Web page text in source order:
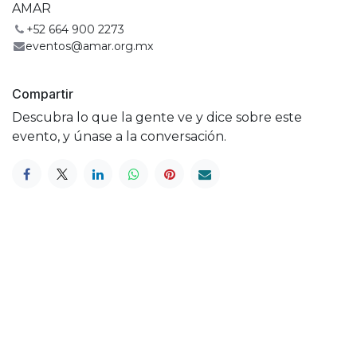
AMAR
+52 664 900 2273
eventos@amar.org.mx
Compartir
Descubra lo que la gente ve y dice sobre este
evento, y únase a la conversación.